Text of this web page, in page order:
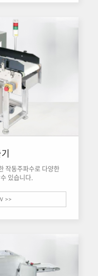
작동주파수로 다양한
있습니다.
>>